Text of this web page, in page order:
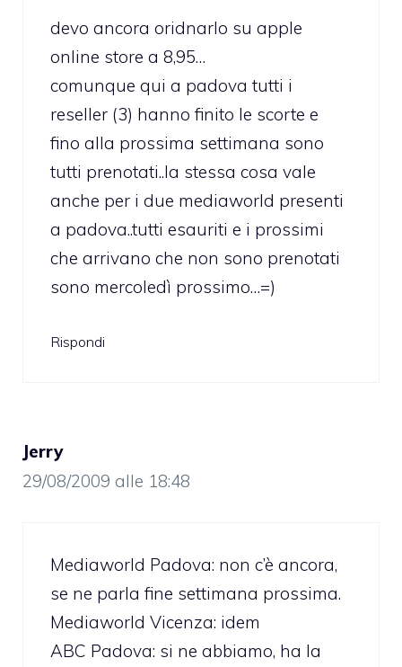
devo ancora oridnarlo su apple
online store a 8,95…
comunque qui a padova tutti i
reseller (3) hanno finito le scorte e
fino alla prossima settimana sono
tutti prenotati..la stessa cosa vale
anche per i due mediaworld presenti
a padova..tutti esauriti e i prossimi
che arrivano che non sono prenotati
sono mercoledì prossimo…=)
Rispondi
Jerry
29/08/2009 alle 18:48
Mediaworld Padova: non c’è ancora,
se ne parla fine settimana prossima.
Mediaworld Vicenza: idem
ABC Padova: si ne abbiamo, ha la